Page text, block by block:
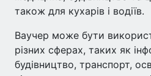
також для кухарів і водіїв.
Ваучер може бути
різних сферах, таких як
будівництво, транспорт,